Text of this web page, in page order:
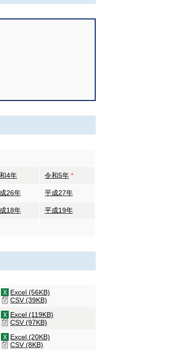
4年 令和5年 *
26年 平成27年
18年 平成19年
Excel (56KB)
CSV (39KB)
Excel (119KB)
CSV (97KB)
Excel (20KB)
CSV (8KB)